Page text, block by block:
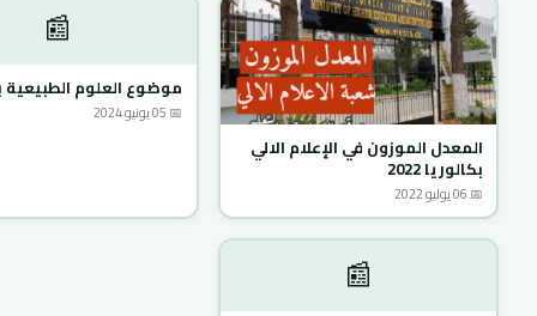
المعدل الموزون في الإعلام الالي
بكالوريا 2022
📅 06 يوليو 2022
📰
موضوع العلوم الطبيعية
📅 05 يونيو 2024
📰